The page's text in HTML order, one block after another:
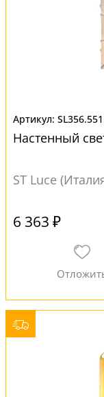
Настенный
ST Luce
6 363 ₽